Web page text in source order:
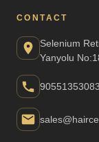
CONTACT
Selenium
Yanyolu